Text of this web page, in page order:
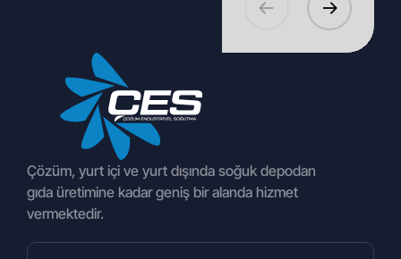
10.03.2026
İstanbul / Aliva 34 - Bağcılar- FİLE Mağazası
Çözüm, yurt içi ve yurt dışında soğuk depodan
gıda üretimine kadar geniş bir alanda hizmet
vermektedir.